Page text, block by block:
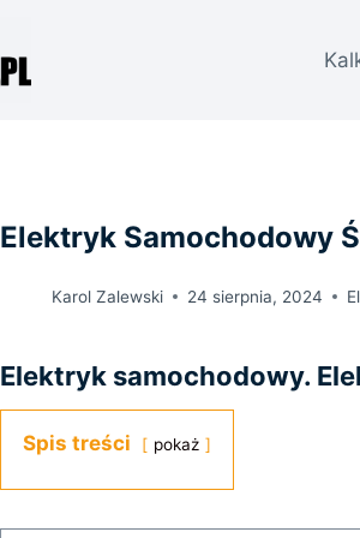
Elektryk Samochodowy
Karol Zalewski 24 sierpnia, 2024
Elektryk samochodowy.
Spis treści pokaż